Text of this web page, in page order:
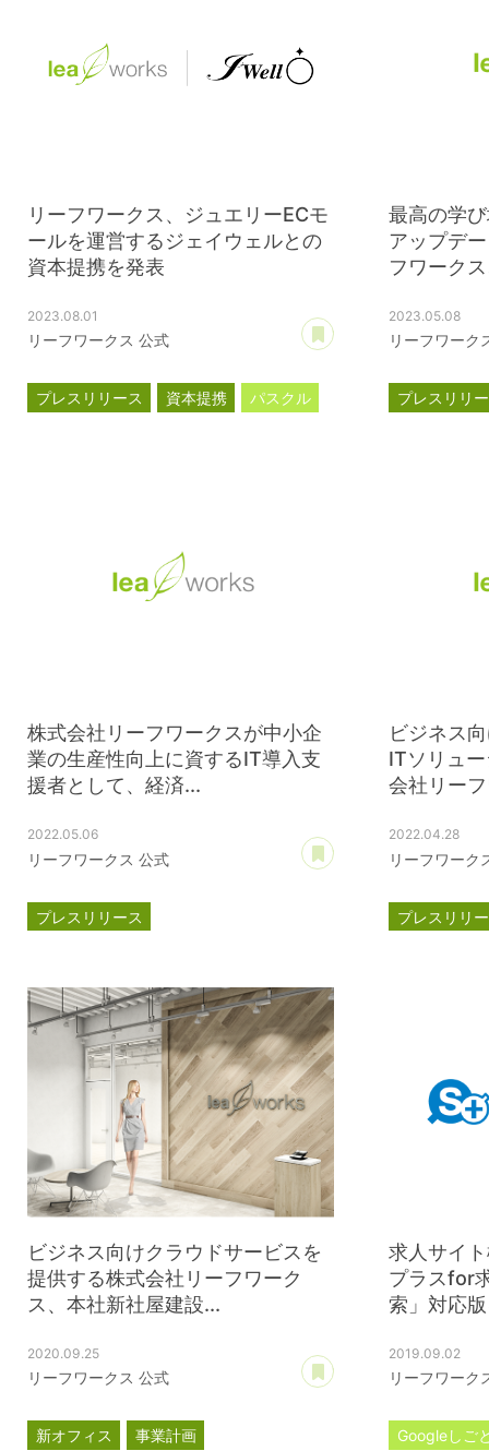
リーフワークス、ジュエリーECモ
ールを運営するジェイウェルとの
資本提携を発表
2023.08.01
リーフワークス 公式
あとで読む
プレスリリース 資本提携
パスクル
最高の学
アップデ
フワーク
2023.05.08
リーフワーク
プレスリリ
株式会社リーフワークスが中小企
業の生産性向上に資するIT導入支
援者として、経済...
2022.05.06
リーフワークス 公式
あとで読む
プレスリリース
情報処理支援機関
DX
ビジネス
ITソリュ
会社リー
2022.04.28
リーフワーク
プレスリリ
ビジネス向けクラウドサービスを
提供する株式会社リーフワーク
ス、本社新社屋建設...
2020.09.25
リーフワークス 公式
あとで読む
新オフィス
事業計画
求人サイ
プラスfor
索」対応
2019.09.02
リーフワーク
Googleしご